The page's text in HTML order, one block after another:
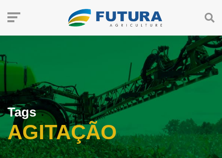
Tags
AGITAÇÃO